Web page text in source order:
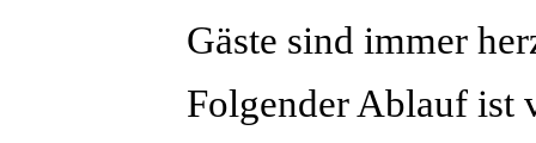
Gäste sind immer
Folgender Ablauf ist